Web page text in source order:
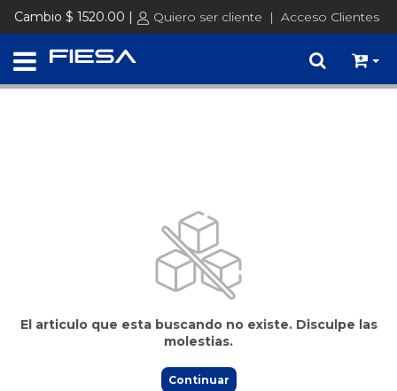
Cambio $ 1520.00 | Quiero ser cliente | Acceso Clientes
Precios de Lista + IVA │ Consultá tus precios ingresando con tu
usuario
Ingresar
El articulo que esta buscando no existe. Disculpe las
molestias.
Continuar